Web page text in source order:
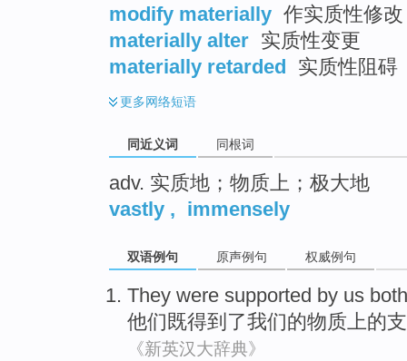
modify materially 作实质性修改
materially alter 实质性变更
materially retarded 实质性阻碍
更多网络短语
同近义词 同根词
adv. 实质地；物质上；极大地
vastly , immensely
双语例句 原声例句 权威例句
They were supported by us both
他们 既得到了我们的物质上的
《新英汉大辞典》